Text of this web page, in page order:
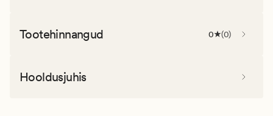
Tootehinnangud 0 (0)
Hooldusjuhis